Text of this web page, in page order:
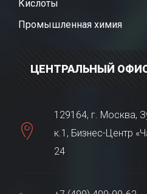
Кислоты
Промышленная химия
ЦЕНТРАЛЬНЫЙ
129164, г. Москва,
к.1, Бизнес-Центр
24